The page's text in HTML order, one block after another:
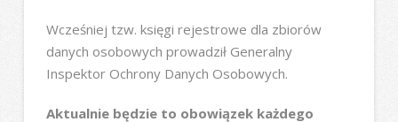
Wcześniej tzw. księgi rejestrowe dla zbiorów
danych osobowych prowadził Generalny
Inspektor Ochrony Danych Osobowych.
Aktualnie będzie to obowiązek każdego